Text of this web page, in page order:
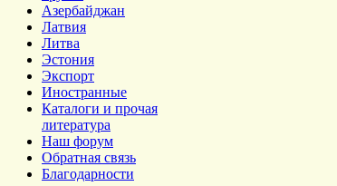
Азербайджан
Латвия
Литва
Эстония
Экспорт
Иностранные
Каталоги и прочая
литература
Наш форум
Обратная связь
Благодарности